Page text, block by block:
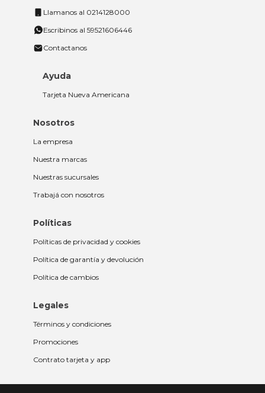
Llamanos al 0214128000
Escribinos al 59521606446
Contactanos
Ayuda
Tarjeta Nueva Americana
Nosotros
La empresa
Nuestra marcas
Nuestras sucursales
Trabajá con nosotros
Políticas
Políticas de privacidad y cookies
Política de garantía y devolución
Política de cambios
Legales
Términos y condiciones
Promociones
Contrato tarjeta y app